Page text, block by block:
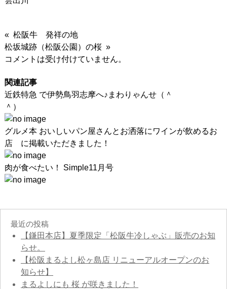
« 松阪牛 発祥の地
松坂城跡（松阪公園）の桜 »
コメントは受け付けていません。
関連記事
近鉄特急 で伊勢鳥羽志摩へ♪まわりゃんせ（＾
＾）
グルメ本 おいしいパン屋さんとお洒落にワインが飲めるお
店 に掲載いただきました！
肉が食べたい！ Simple11月号
最近の投稿
【鎌田本店】夏季限定「松阪牛冷しゃぶ」販売のお知
らせ。
【松阪まるよし松ヶ島店 リニューアルオープンのお
知らせ】
まるよしにも 桜 が咲きました！